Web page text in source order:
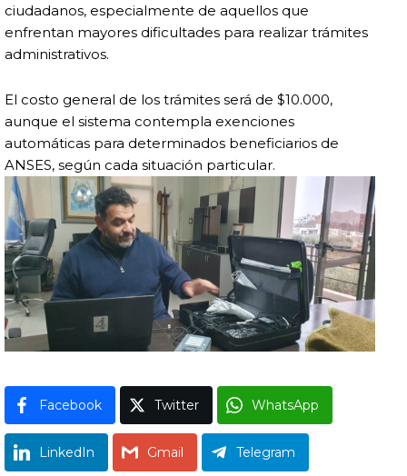
ciudadanos, especialmente de aquellos que
enfrentan mayores dificultades para realizar trámites
administrativos.
El costo general de los trámites será de $10.000,
aunque el sistema contempla exenciones
automáticas para determinados beneficiarios de
ANSES, según cada situación particular.
Facebook Twitter WhatsApp
LinkedIn Gmail Telegram